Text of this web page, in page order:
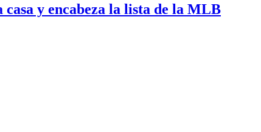
y encabeza la lista de la MLB